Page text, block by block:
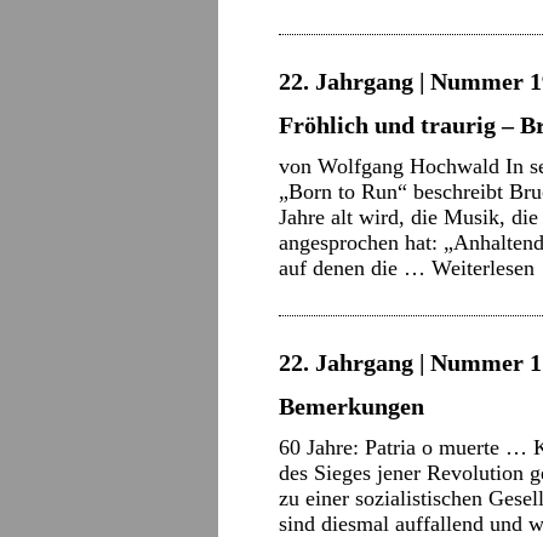
22. Jahrgang | Nummer
Fröhlich und traurig –
von Wolfgang Hochwald In
„Born to Run“ beschreibt
Jahre alt wird, die Musik, die
angesprochen hat:
auf denen die … Weiterlesen
22. Jahrgang | Nummer
Bemerkungen
60 Jahre: Patria o muerte …
des Sieges jener Revolution
zu einer sozialistischen
sind diesmal auffallend und